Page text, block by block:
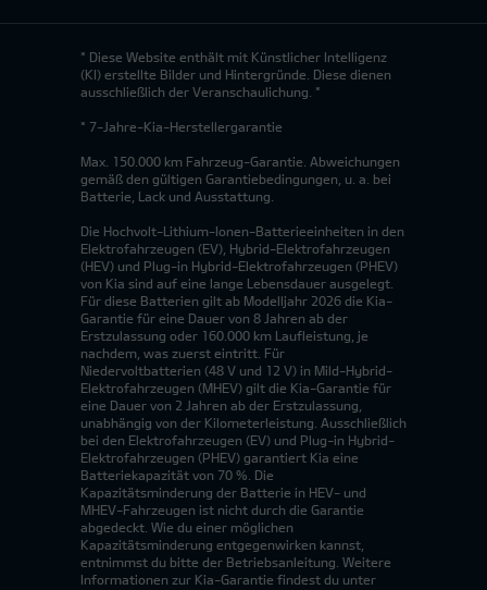
* Diese Website enthält mit Künstlicher Intelligenz
(KI) erstellte Bilder und Hintergründe. Diese dienen
ausschließlich der Veranschaulichung. *
* 7-Jahre-Kia-Herstellergarantie
Max. 150.000 km Fahrzeug-Garantie. Abweichungen
gemäß den gültigen Garantiebedingungen, u. a. bei
Batterie, Lack und Ausstattung.
Die Hochvolt-Lithium-Ionen-Batterieeinheiten in den
Elektrofahrzeugen (EV), Hybrid-Elektrofahrzeugen
(HEV) und Plug-in Hybrid-Elektrofahrzeugen (PHEV)
von Kia sind auf eine lange Lebensdauer ausgelegt.
Für diese Batterien gilt ab Modelljahr 2026 die Kia-
Garantie für eine Dauer von 8 Jahren ab der
Erstzulassung oder 160.000 km Laufleistung, je
nachdem, was zuerst eintritt. Für
Niedervoltbatterien (48 V und 12 V) in Mild-Hybrid-
Elektrofahrzeugen (MHEV) gilt die Kia-Garantie für
eine Dauer von 2 Jahren ab der Erstzulassung,
unabhängig von der Kilometerleistung. Ausschließlich
bei den Elektrofahrzeugen (EV) und Plug-in Hybrid-
Elektrofahrzeugen (PHEV) garantiert Kia eine
Batteriekapazität von 70 %. Die
Kapazitätsminderung der Batterie in HEV- und
MHEV-Fahrzeugen ist nicht durch die Garantie
abgedeckt. Wie du einer möglichen
Kapazitätsminderung entgegenwirken kannst,
entnimmst du bitte der Betriebsanleitung. Weitere
Informationen zur Kia-Garantie findest du unter